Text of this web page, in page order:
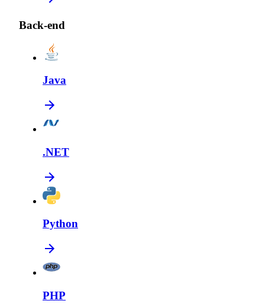
Back-end
Java
.NET
Python
PHP